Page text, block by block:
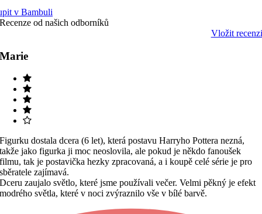
v Bambuli
Recenze od našichodborníků
Vložit recenzi
Marie
Figurku dostala dcera (6 let), která postavu Harryho Pottera nezná,
takže jako figurka ji moc neoslovila, ale pokud je někdo fanoušek
filmu, tak je postavička hezky zpracovaná, a i koupě celé série je pro
sběratele zajímavá.
Dceru zaujalo světlo, které jsme používali večer. Velmi pěkný je efekt
modrého světla, které v noci zvýraznilo vše v bílé barvě.